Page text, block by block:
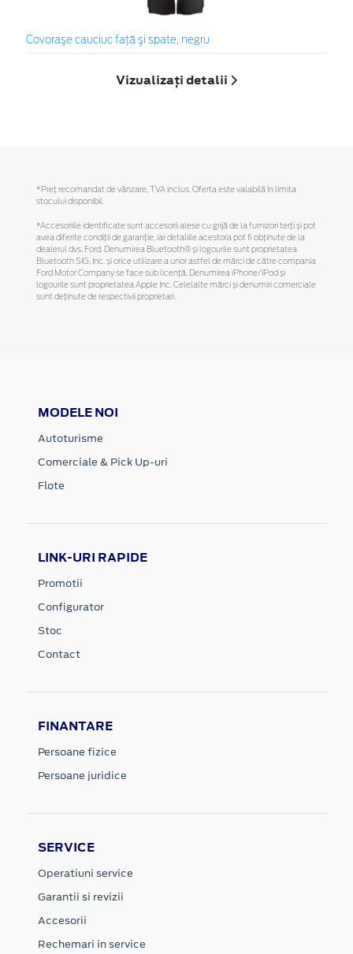
Covoraşe cauciuc faţă şi spate, negru
Vizualizați detalii
*Preţ recomandat de vânzare, TVA inclus. Oferta este valabilă în limita
stocului disponibil.
*Accesoriile identificate sunt accesorii alese cu grijă de la furnizori terți și pot
avea diferite condiții de garanție, iar detaliile acestora pot fi obținute de la
dealerul dvs. Ford. Denumirea Bluetooth® și logourile sunt proprietatea
Bluetooth SIG, Inc. și orice utilizare a unor astfel de mărci de către compania
Ford Motor Company se face sub licență. Denumirea iPhone/iPod și
logourile sunt proprietatea Apple Inc. Celelalte mărci și denumiri comerciale
sunt deținute de respectivii proprietari.
MODELE NOI
Autoturisme
Comerciale & Pick Up-uri
Flote
LINK-URI RAPIDE
Promotii
Configurator
Stoc
Contact
FINANTARE
Persoane fizice
Persoane juridice
SERVICE
Operatiuni service
Garantii si revizii
Accesorii
Rechemari in service